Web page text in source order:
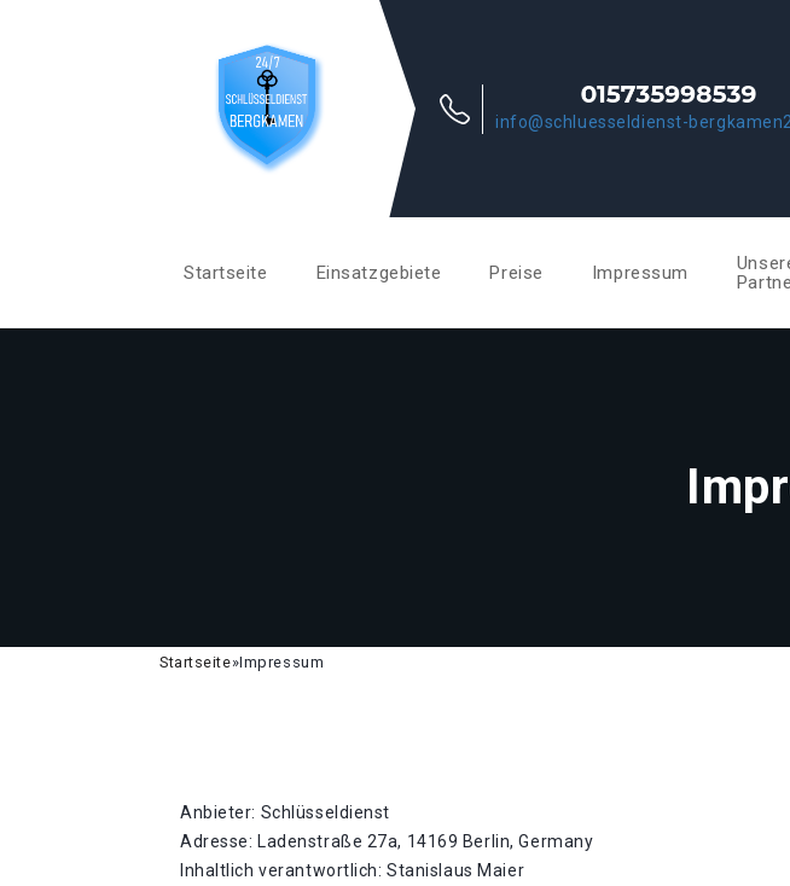
info@schluesseldienst-
Startseite Einsatzgebiete Preise Impressum
Startseite»Impressum
Anbieter: Schlüsseldienst
Adresse: Ladenstraße 27a, 14169 Berlin, Germany
Inhaltlich verantwortlich: Stanislaus Maier